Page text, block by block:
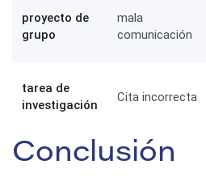
proyecto de
grupo
mala
comunicación
tarea de
investigación
Cita incorrecta
Conclusión